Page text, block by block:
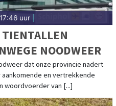
uur
NOODWEER
dat onze provincie nadert
en vertrekkende
woordvoerder van [...]